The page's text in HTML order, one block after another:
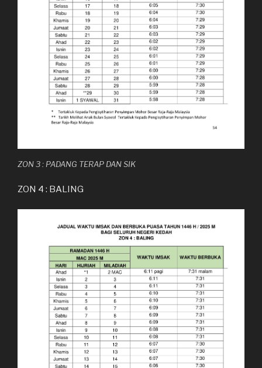
ZON 3 : PADANG TERAP DAN SIK
ZON 4 : BALING